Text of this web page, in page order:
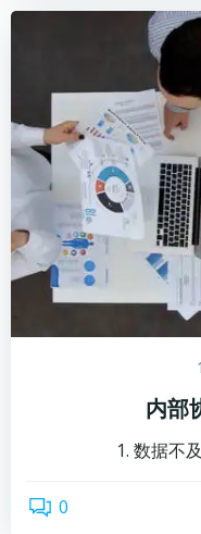
内部
1. 数据不
0